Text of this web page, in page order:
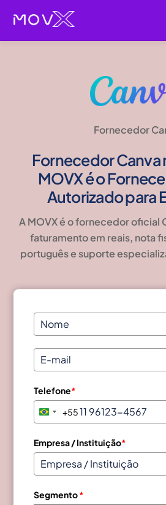
content
Fornecedor
Fornecedor Canva
MOVX é o
Autorizado para
A MOVX é o fornecedor oficial
faturamento em reais, nota
português e suporte
Telefone*
B
a
z
i
+
+55
Empresa / Instituição*
Segmento*